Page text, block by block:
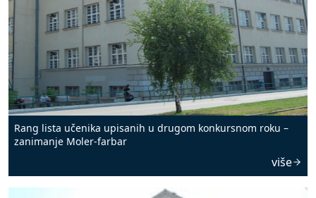
Rang lista učenika upisanih u drugom konkursnom roku –
zanimanje Moler-farbar
više